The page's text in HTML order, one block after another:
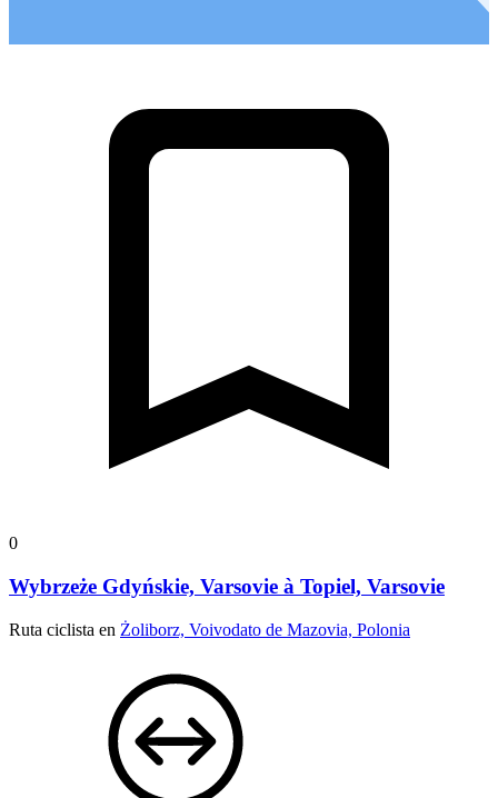
0
Wybrzeże Gdyńskie, Varsovie à Topiel, Varsovie
Ruta ciclista en Żoliborz, Voivodato de Mazovia, Polonia